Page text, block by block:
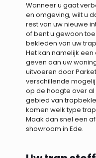
Wanneer u gaat
en omgeving, wilt u
rest van uw nieuwe
of bent u gewoon
bekleden van uw
Het kan namelijk
geven aan uw
uitvoeren door
verschillende
op de hoogte over
gebied van
komen welk type
Maak dan snel een
showroom in Ede.